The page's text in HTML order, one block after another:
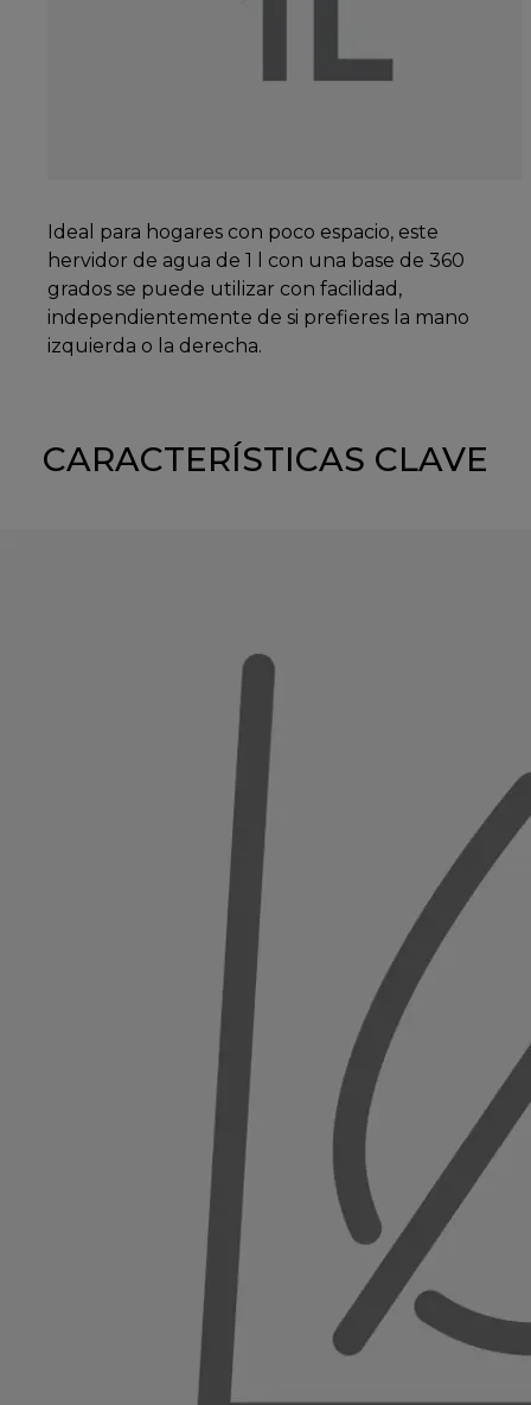
Ideal para hogares con poco espacio, este
hervidor de agua de 1 l con una base de 360
grados se puede utilizar con facilidad,
independientemente de si prefieres la mano
izquierda o la derecha.
CARACTERÍSTICAS CLAVE